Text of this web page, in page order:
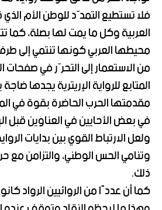
فلا تستطيع التمدّد للوطن الأم
العربية وكل ما يمت لها بصلة، كما
محيطها العربي كونها تنتمي
من الاستعمار إلى التحرّر في صفحات
المتابع للرواية الإريترية يجدها
مقدمتها الحرب الحاضرة بقوة في
في بعض الأحايين في العناوين قبل
ولعل الارتباط القوي بين بدايات
وتنامي الحس الوطني، والتزامن مع
ذلك.
كما أن عددًا من الروائيين الرواد